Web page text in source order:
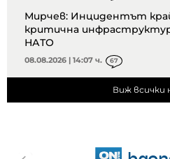
Мирчев: Инцидентът
критична
НАТО
08.08.2026 | 14:07 ч. 67
Виж всички